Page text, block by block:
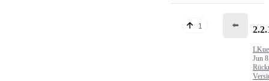
1 ⬅️
Jun